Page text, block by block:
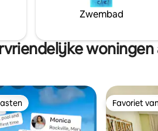
Zwembad
Favoriet
Favoriet